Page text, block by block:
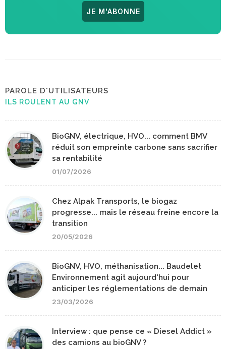
JE M'ABONNE
PAROLE D'UTILISATEURS
ILS ROULENT AU GNV
BioGNV, électrique, HVO... comment BMV
réduit son empreinte carbone sans sacrifier
sa rentabilité
01/07/2026
Chez Alpak Transports, le biogaz
progresse... mais le réseau freine encore la
transition
20/05/2026
BioGNV, HVO, méthanisation... Baudelet
Environnement agit aujourd'hui pour
anticiper les réglementations de demain
23/03/2026
Interview : que pense ce « Diesel Addict »
des camions au bioGNV ?